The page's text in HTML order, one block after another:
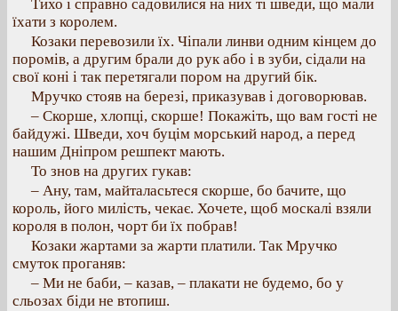
Тихо і справно садовилися на них ті шведи, що мали
їхати з королем.
Козаки перевозили їх. Чіпали линви одним кінцем до
поромів, а другим брали до рук або і в зуби, сідали на
свої коні і так перетягали пором на другий бік.
Мручко стояв на березі, приказував і договорював.
– Скорше, хлопці, скорше! Покажіть, що вам гості не
байдужі. Шведи, хоч буцім морський народ, а перед
нашим Дніпром решпект мають.
То знов на других гукав:
– Ану, там, майталасьтеся скорше, бо бачите, що
король, його милість, чекає. Хочете, щоб москалі взяли
короля в полон, чорт би їх побрав!
Козаки жартами за жарти платили. Так Мручко
смуток проганяв:
– Ми не баби, – казав, – плакати не будемо, бо у
сльозax біди не втопиш.